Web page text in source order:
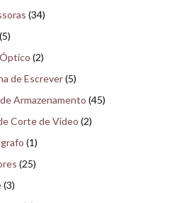
(34)
(5)
(2)
de Escrever(5)
Armazenamento (45)
Corte de Vídeo (2)
(1)
(25)
(3)